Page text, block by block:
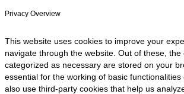
Privacy Overview
This website uses cookies to improve your
navigate through the website. Out of these,
categorized as necessary are stored on your
essential for the working of basic
also use third-party cookies that help us